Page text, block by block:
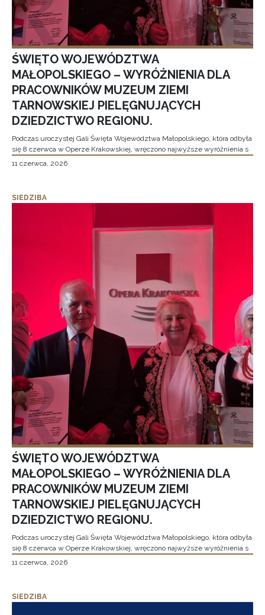
ŚWIĘTO WOJEWÓDZTWA
MAŁOPOLSKIEGO – WYRÓŻNIENIA DLA
PRACOWNIKÓW MUZEUM ZIEMI
TARNOWSKIEJ PIELĘGNUJĄCYCH
DZIEDZICTWO REGIONU.
Podczas uroczystej Gali Święta Województwa Małopolskiego, która odbyła
się 8 czerwca w Operze Krakowskiej, wręczono najwyższe wyróżnienia s
11 czerwca, 2026
SIEDZIBA
ŚWIĘTO WOJEWÓDZTWA
MAŁOPOLSKIEGO – WYRÓŻNIENIA DLA
PRACOWNIKÓW MUZEUM ZIEMI
TARNOWSKIEJ PIELĘGNUJĄCYCH
DZIEDZICTWO REGIONU.
Podczas uroczystej Gali Święta Województwa Małopolskiego, która odbyła
się 8 czerwca w Operze Krakowskiej, wręczono najwyższe wyróżnienia s
11 czerwca, 2026
SIEDZIBA